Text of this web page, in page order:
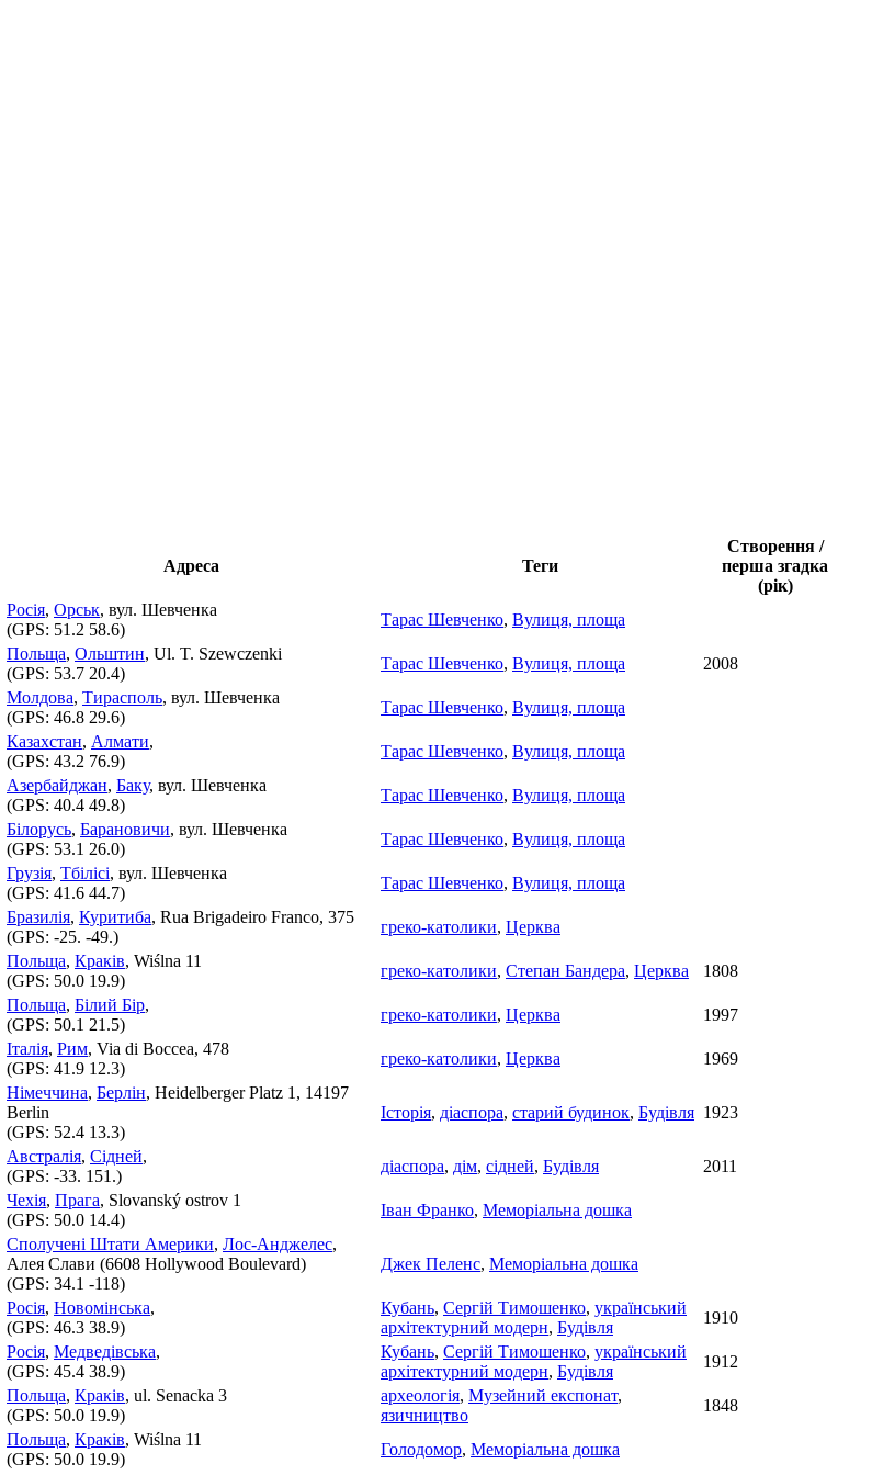
Адреса Теги
Створення /
перша згадка
(рік)
Росія, Орськ, вул. Шевченка
(GPS: 51.2 58.6)
Тарас Шевченко, Вулиця, площа
Польща, Ольштин, Ul. T. Szewczenki
(GPS: 53.7 20.4)
Тарас Шевченко, Вулиця, площа 2008
Молдова, Тирасполь, вул. Шевченка
(GPS: 46.8 29.6)
Тарас Шевченко, Вулиця, площа
Казахстан, Алмати,
(GPS: 43.2 76.9)
Тарас Шевченко, Вулиця, площа
Азербайджан, Баку, вул. Шевченка
(GPS: 40.4 49.8)
Тарас Шевченко, Вулиця, площа
Білорусь, Барановичи, вул. Шевченка
(GPS: 53.1 26.0)
Тарас Шевченко, Вулиця, площа
Грузія, Тбілісі, вул. Шевченка
(GPS: 41.6 44.7)
Тарас Шевченко, Вулиця, площа
Бразилія, Куритиба, Rua Brigadeiro Franco, 375
(GPS: -25. -49.)
греко-католики, Церква
Польща, Краків, Wiślna 11
(GPS: 50.0 19.9)
греко-католики, Степан Бандера, Церква
1808
Польща, Білий Бір,
(GPS: 50.1 21.5)
греко-католики, Церква
1997
Італія, Рим, Via di Boccea, 478
(GPS: 41.9 12.3)
греко-католики, Церква 1969
Німеччина, Берлін, Heidelberger Platz 1, 14197
Berlin
(GPS: 52.4 13.3)
Історія, діаспора, старий будинок, Будівля 1923
Австралія, Сідней,
(GPS: -33. 151.)
діаспора, дім, сідней, Будівля 2011
Чехія, Прага, Slovanský ostrov 1
(GPS: 50.0 14.4)
Іван Франко, Меморіальна дошка
Сполучені Штати Америки, Лос-Анджелес,
Алея Слави (6608 Hollywood Boulevard)
(GPS: 34.1 -118)
Джек Пеленс, Меморіальна дошка
Росія, Новомінська,
(GPS: 46.3 38.9)
Кубань, Сергій Тимошенко, український
архітектурний модерн, Будівля
1910
Росія, Медведівська,
(GPS: 45.4 38.9)
Кубань, Сергій Тимошенко, український
архітектурний модерн, Будівля
1912
Польща, Краків, ul. Senacka 3
(GPS: 50.0 19.9)
археологія, Музейний експонат,
язичництво
1848
Польща, Краків, Wiślna 11
(GPS: 50.0 19.9)
Голодомор, Меморіальна дошка